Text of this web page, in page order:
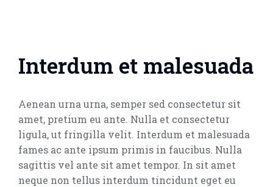
Interdum et malesuada
Aenean urna urna, semper sed consectetur sit
amet, pretium eu ante. Nulla et consectetur
ligula, ut fringilla velit. Interdum et malesuada
fames ac ante ipsum primis in faucibus. Nulla
sagittis vel ante sit amet tempor. In sit amet
neque non tellus interdum tincidunt eget eu